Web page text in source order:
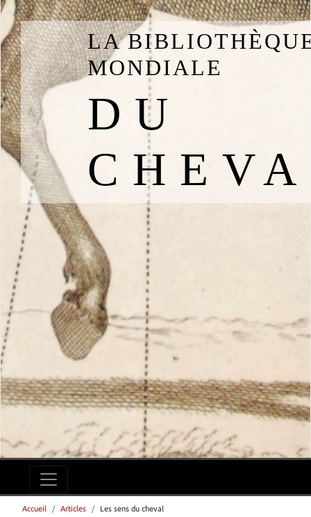
Accueil Articles Les sens du cheval
LA
MONDIALE
DU